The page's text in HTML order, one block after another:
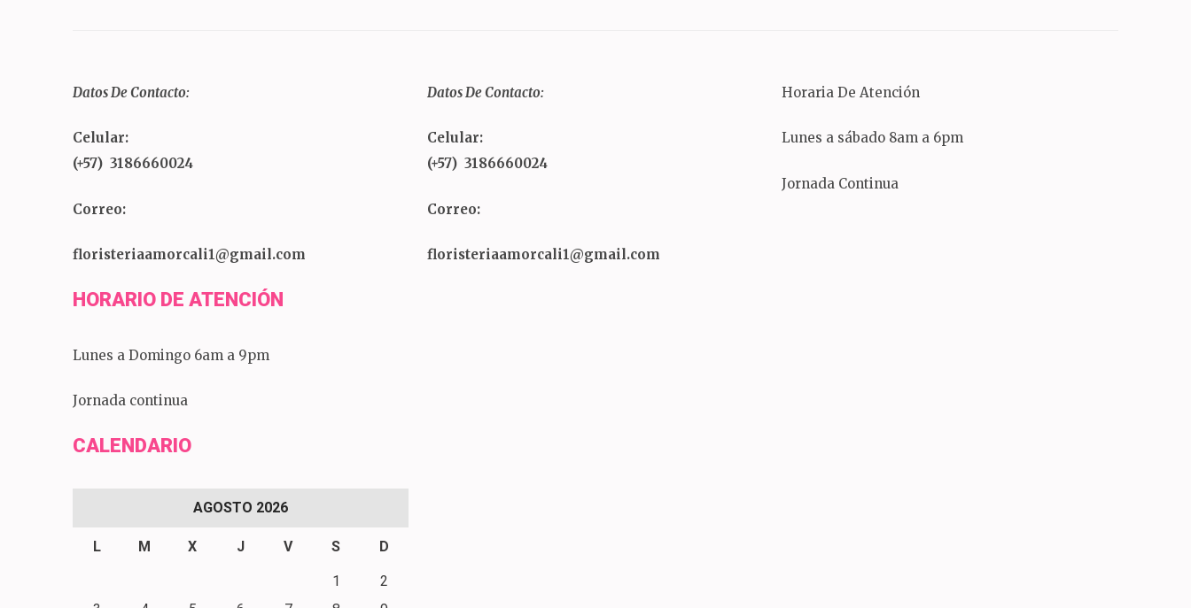
Datos De Contacto:
Celular:
(+57) 3186660024
Correo:
floristeriaamorcali1@gmail.com
HORARIO DE ATENCIÓN
Lunes a Domingo 6am a 9pm
Jornada continua
CALENDARIO
AGOSTO 2026
L M X J V S D
1
2
Datos De Contacto:
Celular:
(+57) 3186660024
Correo:
floristeriaamorcali1@gmail.com
Horaria De Atención
Lunes a sábado 8am a 6pm
Jornada Continua